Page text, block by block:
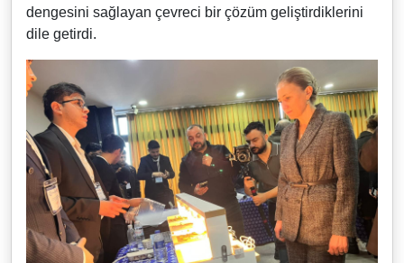
dengesini sağlayan çevreci bir çözüm geliştirdiklerini
dile getirdi.